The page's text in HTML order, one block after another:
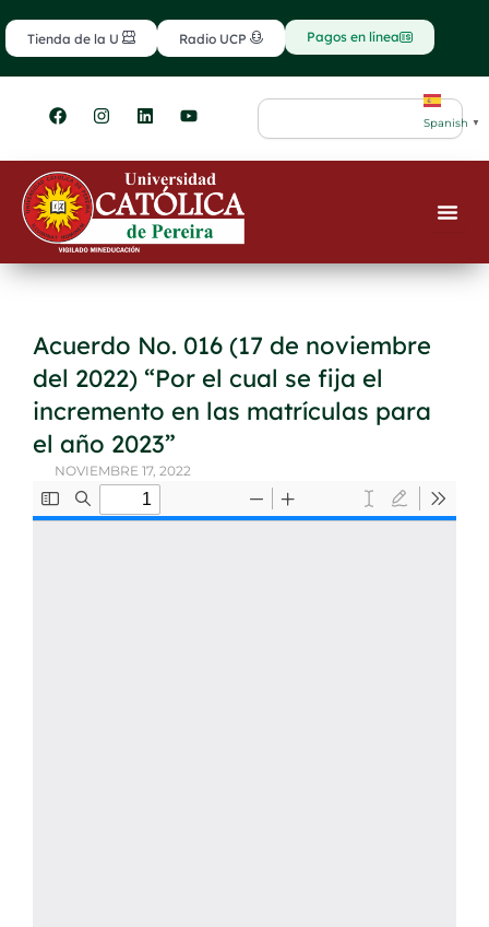
al
contenido
Tienda de la U Radio UCP Pagos en línea
F
a
e
b
o
o
k
I
n
t
g
r
m
L
i
k
e
d
i
n
Y
o
t
u
b
e
Search
Spanish ▼
Acuerdo No. 016 (17 de noviembre
del 2022) “Por el cual se fija el
incremento en las matrículas para
el año 2023”
NOVIEMBRE 17, 2022